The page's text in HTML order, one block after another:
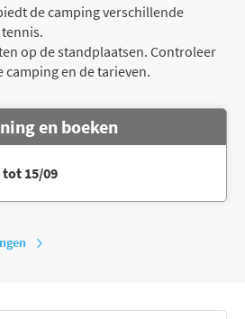
de camping verschillende
op de standplaatsen. Controleer
camping en de tarieven.
en boeken
tot 15/09